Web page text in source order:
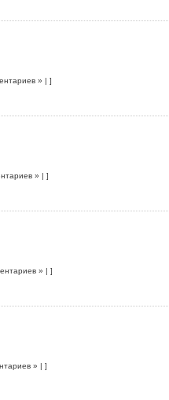
» | ]
» | ]
» | ]
» | ]